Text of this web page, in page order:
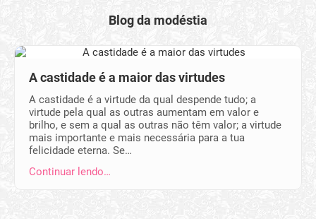
Blog da modéstia
A castidade é a maior das virtudes
A castidade é a virtude da qual despende tudo; a
virtude pela qual as outras aumentam em valor e
brilho, e sem a qual as outras não têm valor; a virtude
mais importante e mais necessária para a tua
felicidade eterna. Se…
Continuar lendo…